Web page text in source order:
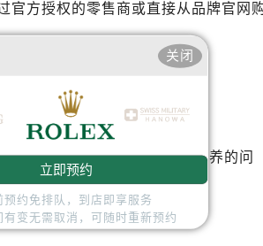
官方授权的零售商或直接从品牌官网
它始终保持最佳状态。
其他关于劳力士手表维护和保养的问
关闭
立即预约
预约免排队，到店即享服务
有变无需取消，可随时重新预约